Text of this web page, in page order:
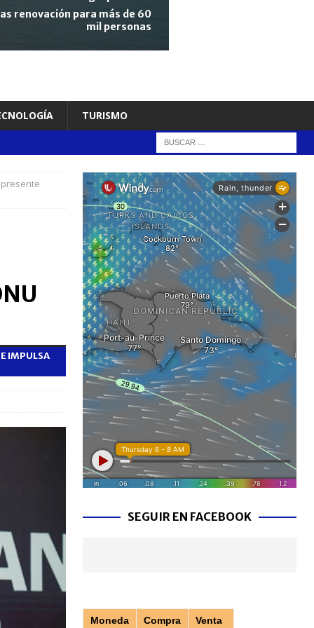
renovación para más de 60
mil personas
TURISMO
presente
IMPULSA
SEGUIR EN FACEBOOK
Moneda Compra Venta